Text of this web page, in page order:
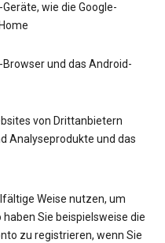
wie die Google-
und das Android-
von Drittanbietern
Analyseprodukte und das
Weise nutzen, um
Sie beispielsweise die
zu registrieren, wenn Sie